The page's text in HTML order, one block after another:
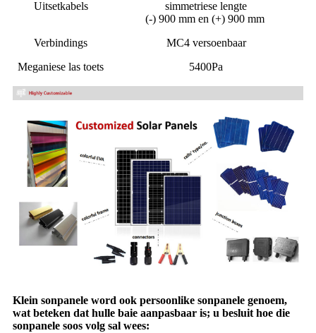
Uitsetkabels
simmetriese lengte
(-) 900 mm en (+) 900 mm
Verbindings
MC4 versoenbaar
Meganiese las toets
5400Pa
Klein sonpanele word ook persoonlike sonpanele genoem,
wat beteken dat hulle baie aanpasbaar is; u besluit hoe die
sonpanele soos volg sal wees: